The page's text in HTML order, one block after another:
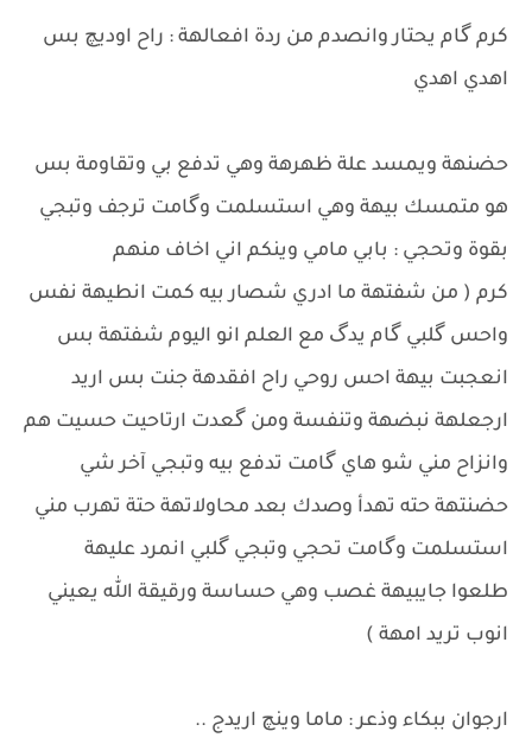
كرم گام يحتار وانصدم من ردة افعالهة : راح اوديچ بس
اهدي اهدي
حضنهة ويمسد علة ظهرهة وهي تدفع بي وتقاومة بس
هو متمسك بيهة وهي استسلمت وگامت ترجف وتبجي
بقوة وتحجي : بابي مامي وينكم اني اخاف منهم
كرم ( من شفتهة ما ادري شصار بيه كمت انطيهة نفس
واحس گلبي گام يدگ مع العلم انو اليوم شفتهة بس
انعجبت بيهة احس روحي راح افقدهة جنت بس اريد
ارجعلهة نبضهة وتنفسة ومن گعدت ارتاحيت حسيت هم
وانزاح مني شو هاي گامت تدفع بيه وتبجي آخر شي
حضنتهة حته تهدأ وصدك بعد محاولاتهة حتة تهرب مني
استسلمت وگامت تحجي وتبجي گلبي انمرد عليهة
طلعوا جايبيهة غصب وهي حساسة ورقيقة الله يعيني
انوب تريد امهة )
ارجوان ببكاء وذعر : ماما وينچ اريدج ..